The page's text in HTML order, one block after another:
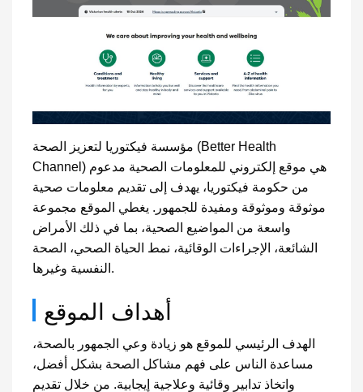
مؤسسة فيكتوريا لتعزيز الصحة (Better Health
Channel) هي موقع إلكتروني للمعلومات الصحية مدعوم
من حكومة فيكتوريا، يهدف إلى تقديم معلومات صحية
موثوقة وموثوقة ومفيدة للجمهور. يغطي الموقع مجموعة
واسعة من المواضيع الصحية، بما في ذلك الأمراض
الشائعة، الإجراءات الوقائية، نمط الحياة الصحي، الصحة
النفسية وغيرها.
أهداف الموقع
الهدف الرئيسي للموقع هو زيادة وعي الجمهور بالصحة،
مساعدة الناس على فهم مشاكل الصحة بشكل أفضل،
واتخاذ تدابير وقائية وعلاجية إيجابية. من خلال تقديم